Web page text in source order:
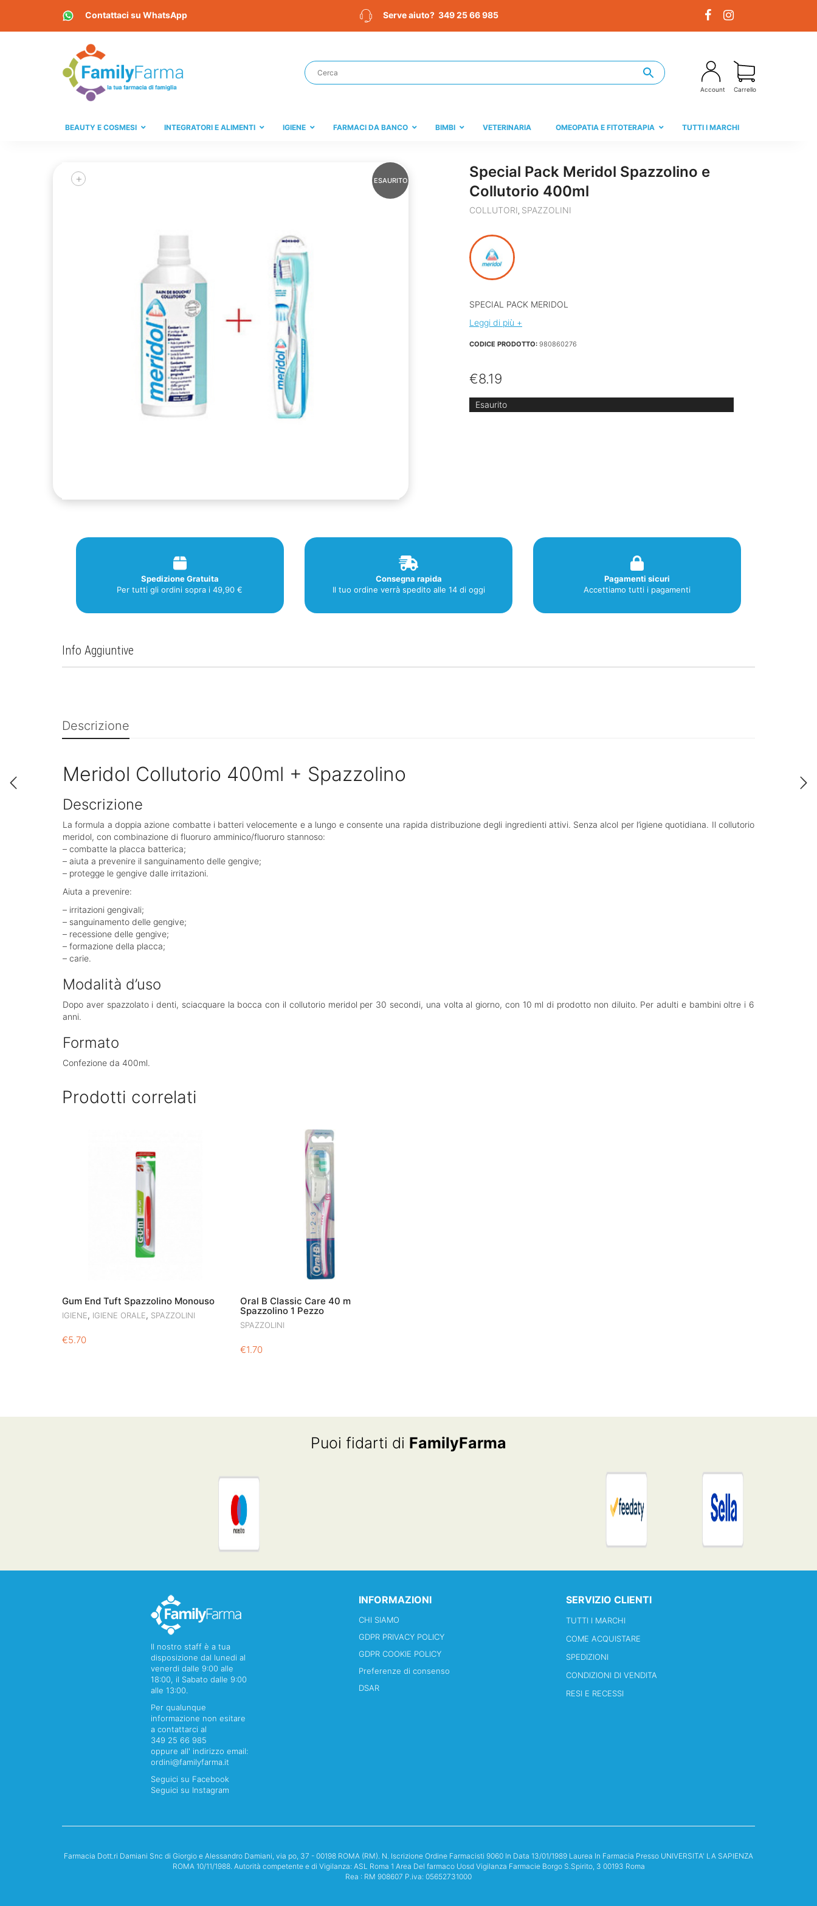
Contattaci su WhatsApp Serve aiuto? 349 25 66 985
Account Carrello
BEAUTY E COSMESI INTEGRATORI E ALIMENTI IGIENE FARMACI DA BANCO BIMBI VETERINARIA OMEOPATIA E FITOTERAPIA TUTTI I MARCHI
ESAURITO
+
Special Pack Meridol Spazzolino e
Collutorio 400ml
COLLUTORI, SPAZZOLINI
SPECIAL PACK MERIDOL
Leggi di più +
CODICE PRODOTTO: 980860276
€8.19
Esaurito
Spedizione Gratuita
Per tutti gli ordini sopra i 49,90 €
Consegna rapida
Il tuo ordine verrà spedito alle 14 di oggi
Pagamenti sicuri
Accettiamo tutti i pagamenti
Info Aggiuntive
Descrizione
Meridol Collutorio 400ml + Spazzolino
Descrizione
La formula a doppia azione combatte i batteri velocemente e a lungo e consente una rapida distribuzione degli ingredienti attivi. Senza alcol per l’igiene quotidiana. Il collutorio
meridol, con combinazione di fluoruro amminico/fluoruro stannoso:
– combatte la placca batterica;
– aiuta a prevenire il sanguinamento delle gengive;
– protegge le gengive dalle irritazioni.
Aiuta a prevenire:
– irritazioni gengivali;
– sanguinamento delle gengive;
– recessione delle gengive;
– formazione della placca;
– carie.
Modalità d’uso
Dopo aver spazzolato i denti, sciacquare la bocca con il collutorio meridol per 30 secondi, una volta al giorno, con 10 ml di prodotto non diluito. Per adulti e bambini oltre i 6
anni.
Formato
Confezione da 400ml.
Prodotti correlati
Gum End Tuft Spazzolino Monouso
IGIENE, IGIENE ORALE, SPAZZOLINI
€5.70
Oral B Classic Care 40 m
Spazzolino 1 Pezzo
SPAZZOLINI
€1.70
Puoi fidarti di FamilyFarma
Il nostro staff è a tua
disposizione dal lunedi al
venerdi dalle 9:00 alle
18:00, il Sabato dalle 9:00
alle 13:00.
Per qualunque
informazione non esitare
a contattarci al
349 25 66 985
oppure all' indirizzo email:
ordini@familyfarma.it
Seguici su Facebook
Seguici su Instagram
INFORMAZIONI
CHI SIAMO
GDPR PRIVACY POLICY
GDPR COOKIE POLICY
Preferenze di consenso
DSAR
SERVIZIO CLIENTI
TUTTI I MARCHI
COME ACQUISTARE
SPEDIZIONI
CONDIZIONI DI VENDITA
RESI E RECESSI
Farmacia Dott.ri Damiani Snc di Giorgio e Alessandro Damiani, via po, 37 - 00198 ROMA (RM). N. Iscrizione Ordine Farmacisti 9060 In Data 13/01/1989 Laurea In Farmacia Presso UNIVERSITA' LA SAPIENZA
ROMA 10/11/1988. Autorità competente e di Vigilanza: ASL Roma 1 Area Del farmaco Uosd Vigilanza Farmacie Borgo S.Spirito, 3 00193 Roma
Rea : RM 908607 P.iva: 05652731000